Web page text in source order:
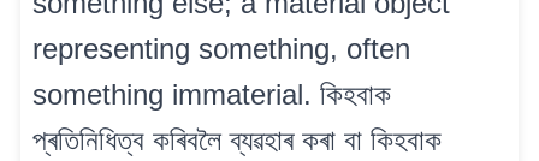
representing something, often
something immaterial. কিহবাক
প্ৰতিনিধিত্ব কৰিবলৈ ব্যৱহাৰ কৰা বা কিহবাক